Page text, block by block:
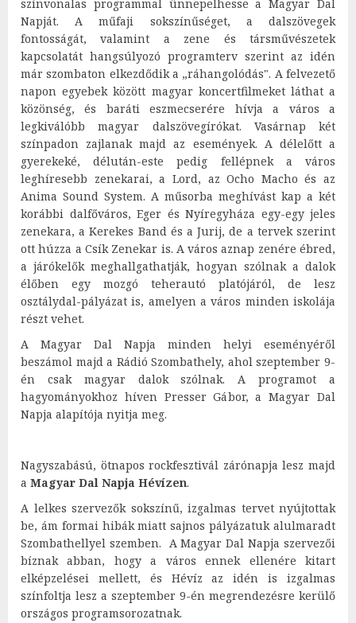
színvonalas programmal ünnepelhesse a Magyar Dal
Napját. A műfaji sokszínűséget, a dalszövegek
fontosságát, valamint a zene és társművészetek
kapcsolatát hangsúlyozó programterv szerint az idén
már szombaton elkezdődik a „ráhangolódás". A felvezető
napon egyebek között magyar koncertfilmeket láthat a
közönség, és baráti eszmecserére hívja a város a
legkiválóbb magyar dalszövegírókat. Vasárnap két
színpadon zajlanak majd az események. A délelőtt a
gyerekeké, délután-este pedig fellépnek a város
leghíresebb zenekarai, a Lord, az Ocho Macho és az
Anima Sound System. A műsorba meghívást kap a két
korábbi dalfőváros, Eger és Nyíregyháza egy-egy jeles
zenekara, a Kerekes Band és a Jurij, de a tervek szerint
ott húzza a Csík Zenekar is. A város aznap zenére ébred,
a járókelők meghallgathatják, hogyan szólnak a dalok
élőben egy mozgó teherautó platójáról, de lesz
osztálydal-pályázat is, amelyen a város minden iskolája
részt vehet.
A Magyar Dal Napja minden helyi eseményéről
beszámol majd a Rádió Szombathely, ahol szeptember 9-
én csak magyar dalok szólnak. A programot a
hagyományokhoz híven Presser Gábor, a Magyar Dal
Napja alapítója nyitja meg.
Nagyszabású, ötnapos rockfesztivál zárónapja lesz majd
a Magyar Dal Napja Hévízen.
A lelkes szervezők sokszínű, izgalmas tervet nyújtottak
be, ám formai hibák miatt sajnos pályázatuk alulmaradt
Szombathellyel szemben. A Magyar Dal Napja szervezői
bíznak abban, hogy a város ennek ellenére kitart
elképzelései mellett, és Hévíz az idén is izgalmas
színfoltja lesz a szeptember 9-én megrendezésre kerülő
országos programsorozatnak.